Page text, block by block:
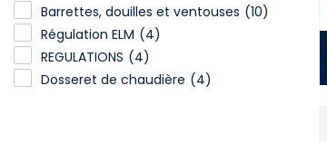
Barrettes, douilles et ventouses (10)
Régulation ELM (4)
REGULATIONS (4)
Dosseret de chaudière (4)